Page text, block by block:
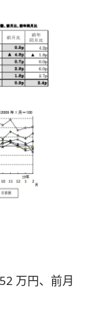
万円、前月